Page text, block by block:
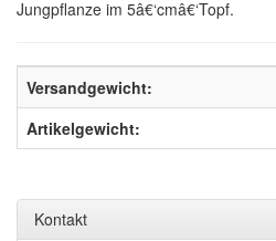
Jungpflanze im 5â€‘cmâ€‘Topf.
Versandgewicht:
Artikelgewicht:
Kontakt